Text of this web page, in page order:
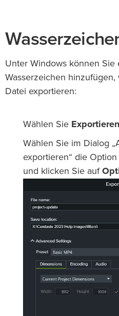
Unter Windows können Sie
Wasserzeichen
Datei exportieren:
Wählen Sie
Wählen Sie im Dialog
exportieren“ die Option
und klicken Sie auf